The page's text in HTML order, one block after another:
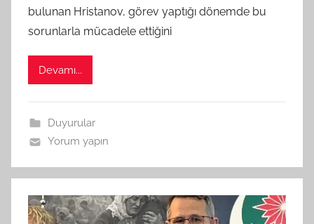
ı
bulunan Hristanov, görev yaptığı dönemde bu
sorunlarla mücadele ettiğini
Devamı...
Duyurular
Yorum yapın